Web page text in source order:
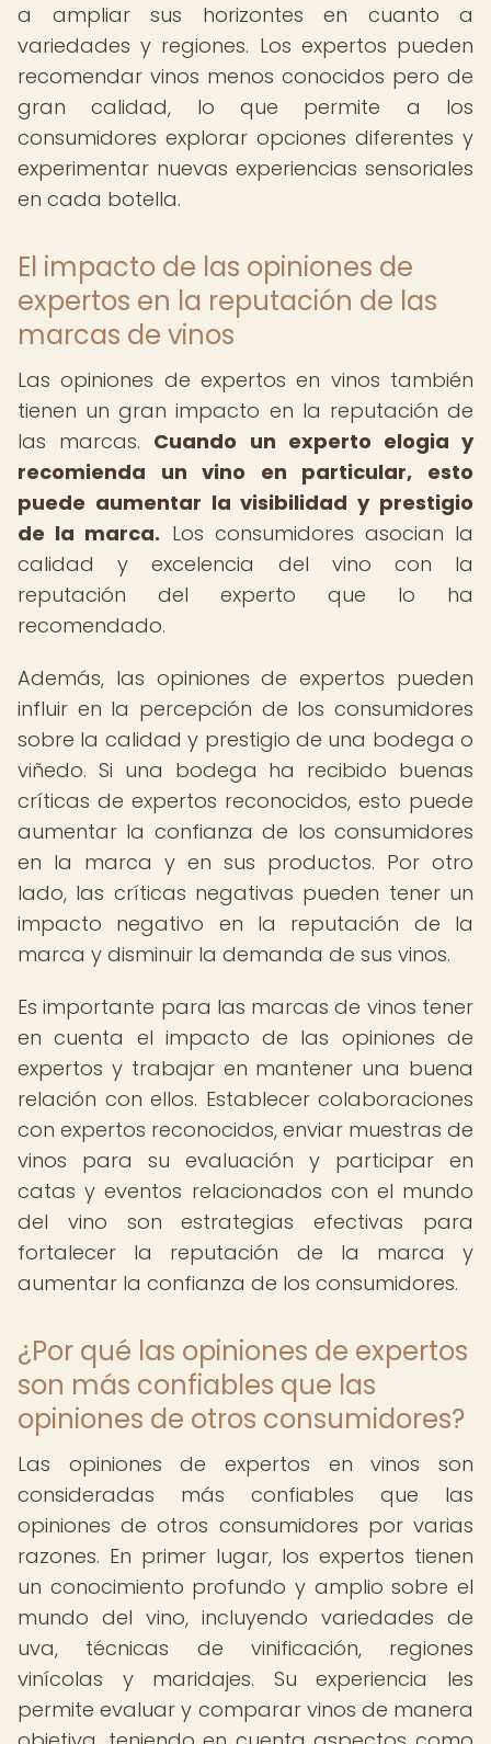
a ampliar sus horizontes en cuanto a
variedades y regiones. Los expertos pueden
recomendar vinos menos conocidos pero de
gran calidad, lo que permite a los
consumidores explorar opciones diferentes y
experimentar nuevas experiencias sensoriales
en cada botella.
El impacto de las opiniones de
expertos en la reputación de las
marcas de vinos
Las opiniones de expertos en vinos también
tienen un gran impacto en la reputación de
las marcas. Cuando un experto elogia y
recomienda un vino en particular, esto
puede aumentar la visibilidad y prestigio
de la marca. Los consumidores asocian la
calidad y excelencia del vino con la
reputación del experto que lo ha
recomendado.
Además, las opiniones de expertos pueden
influir en la percepción de los consumidores
sobre la calidad y prestigio de una bodega o
viñedo. Si una bodega ha recibido buenas
críticas de expertos reconocidos, esto puede
aumentar la confianza de los consumidores
en la marca y en sus productos. Por otro
lado, las críticas negativas pueden tener un
impacto negativo en la reputación de la
marca y disminuir la demanda de sus vinos.
Es importante para las marcas de vinos tener
en cuenta el impacto de las opiniones de
expertos y trabajar en mantener una buena
relación con ellos. Establecer colaboraciones
con expertos reconocidos, enviar muestras de
vinos para su evaluación y participar en
catas y eventos relacionados con el mundo
del vino son estrategias efectivas para
fortalecer la reputación de la marca y
aumentar la confianza de los consumidores.
¿Por qué las opiniones de expertos
son más confiables que las
opiniones de otros consumidores?
Las opiniones de expertos en vinos son
consideradas más confiables que las
opiniones de otros consumidores por varias
razones. En primer lugar, los expertos tienen
un conocimiento profundo y amplio sobre el
mundo del vino, incluyendo variedades de
uva, técnicas de vinificación, regiones
vinícolas y maridajes. Su experiencia les
permite evaluar y comparar vinos de manera